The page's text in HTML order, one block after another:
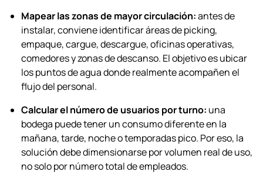
Mapear las zonas de mayor circulación:antes de
instalar, conviene identificar áreas de picking,
empaque, cargue, descargue, oficinas operativas,
comedores y zonas de descanso. El objetivo es ubicar
los puntos de agua donde realmente acompañen el
flujo del personal.
Calcular el número de usuarios por turno: una
bodega puede tener un consumo diferente en la
mañana, tarde, noche o temporadas pico. Por eso, la
solución debe dimensionarse por volumen real de uso,
no solo por número total de empleados.